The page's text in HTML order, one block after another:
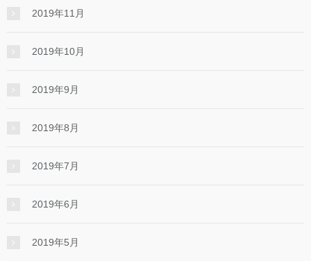
2019年11月
2019年10月
2019年9月
2019年8月
2019年7月
2019年6月
2019年5月